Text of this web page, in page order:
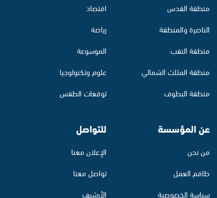
منطقة القدس
الناصرة والمنطقة
منطقة النقب
منطقة المثلث الشمالي
منطقة البطوف
اقتصاد
رياضة
الموسوعة
علوم وتكنولوجيا
توقعات الطقس
عن المؤسسة
من نحن
طاقم العمل
سياسة الخصوصية
للتواصل
الإعلان معنا
تواصل معنا
الأرشيف